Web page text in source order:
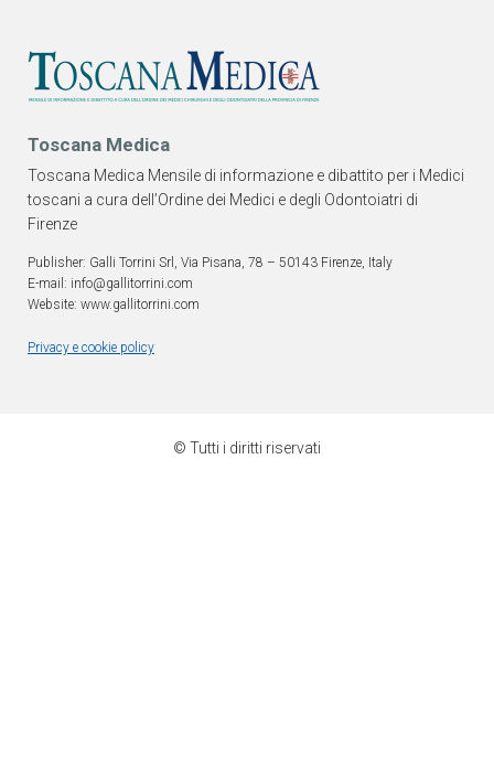
Toscana Medica
Toscana Medica Mensile di informazione e dibattito per i Medici
toscani a cura dell’Ordine dei Medici e degli Odontoiatri di
Firenze
Publisher: Galli Torrini Srl, Via Pisana, 78 – 50143 Firenze, Italy
E-mail: info@gallitorrini.com
Website: www.gallitorrini.com
Privacy e cookie policy
© Tutti i diritti riservati